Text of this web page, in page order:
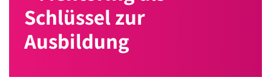
Schlüssel zur
Ausbildung